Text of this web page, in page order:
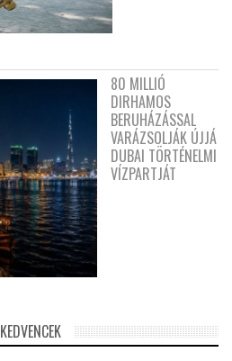
80 MILLIÓ
DIRHAMOS
BERUHÁZÁSSAL
VARÁZSOLJÁK ÚJJÁ
DUBAI TÖRTÉNELMI
VÍZPARTJÁT
KEDVENCEK